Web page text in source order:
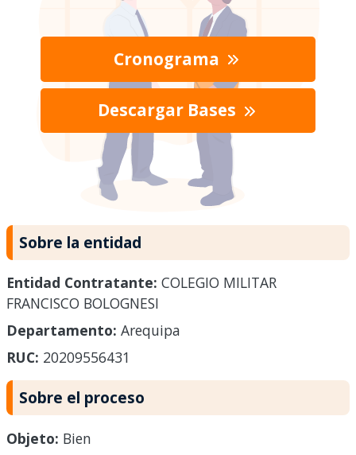
Cronograma
Descargar Bases
Sobre la entidad
Entidad Contratante: COLEGIO MILITAR
FRANCISCO BOLOGNESI
Departamento: Arequipa
RUC: 20209556431
Sobre el proceso
Objeto: Bien